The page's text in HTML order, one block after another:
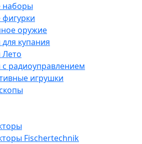
наборы
оружие
купания
радиоуправлением
игрушки
Fisсhertechnik